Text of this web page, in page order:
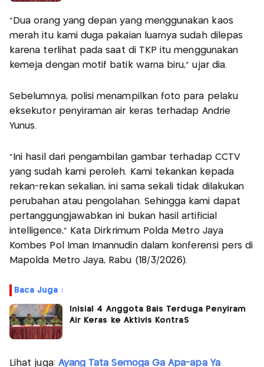
“Dua orang yang depan yang menggunakan kaos
merah itu kami duga pakaian luarnya sudah dilepas
karena terlihat pada saat di TKP itu menggunakan
kemeja dengan motif batik warna biru,” ujar dia.
Sebelumnya, polisi menampilkan foto para pelaku
eksekutor penyiraman air keras terhadap Andrie
Yunus.
"Ini hasil dari pengambilan gambar terhadap CCTV
yang sudah kami peroleh. Kami tekankan kepada
rekan-rekan sekalian, ini sama sekali tidak dilakukan
perubahan atau pengolahan. Sehingga kami dapat
pertanggungjawabkan ini bukan hasil artificial
intelligence," Kata Dirkrimum Polda Metro Jaya
Kombes Pol Iman Imannudin dalam konferensi pers di
Mapolda Metro Jaya, Rabu (18/3/2026).
Baca Juga :
Inisial 4 Anggota Bais Terduga Penyiram
Air Keras ke Aktivis KontraS
Lihat juga: Ayang Tata Semoga Ga Apa-apa Ya